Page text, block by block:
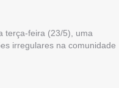
terça-feira (23/5), uma
irregulares na comunidade